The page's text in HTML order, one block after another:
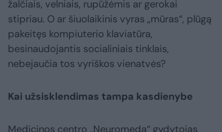
žalčiais, velniais, rupūžėmis ar gerokai
stipriau. O ar šiuolaikinis vyras „mūras“, plūgą
pakeitęs kompiuterio klaviatūra,
besinaudojantis socialiniais tinklais,
nebejaučia tos vyriškos vienatvės?
Kai užsisklendimas tampa kasdienybe
Medicinos centro „Neuromeda“ gydytojas